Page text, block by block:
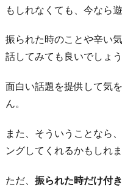
もしれなくても、今なら
振られた時のことや辛い
話してみても良いでしょう
面白い話題を提供して気
ん。
また、そういうことなら
ングしてくれるかもしれま
ただ、 振られた時だけ付